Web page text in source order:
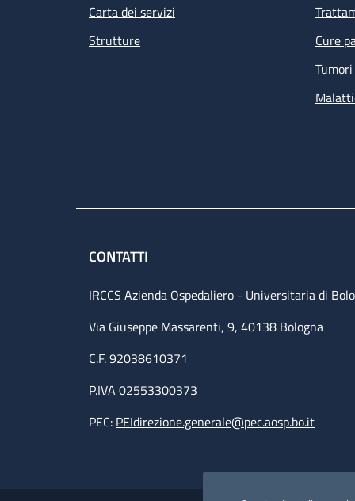
Carta dei servizi
Strutture
Cure
CONTATTI
IRCCS Azienda Ospedaliero - Universitaria di
Via Giuseppe Massarenti, 9, 40138 Bologna
C.F. 92038610371
P.IVA 02553300373
PEC: PEIdirezione.generale@pec.aosp.bo.it